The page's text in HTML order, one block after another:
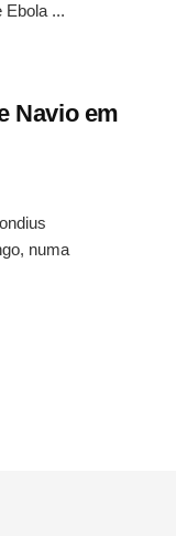
Ebola ...
Navio em
numa